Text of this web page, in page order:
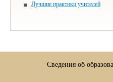
Лучшие практики учителей
Сведения об